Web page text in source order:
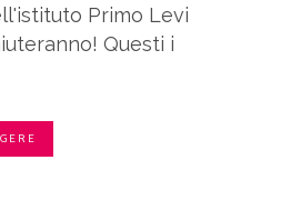
Primo Levi
Questi i